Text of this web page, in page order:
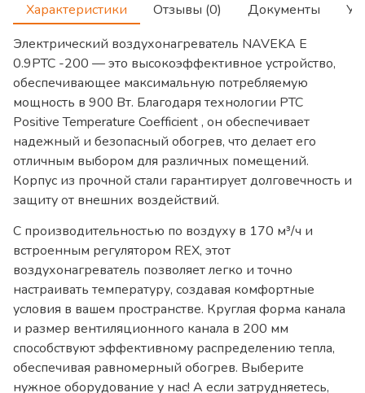
Характеристики Отзывы (0) Документы
Электрический воздухонагреватель NAVEKA E
0.9PTC -200 — это высокоэффективное устройство,
обеспечивающее максимальную потребляемую
мощность в 900 Вт. Благодаря технологии PTC
Positive Temperature Coefficient , он обеспечивает
надежный и безопасный обогрев, что делает его
отличным выбором для различных помещений.
Корпус из прочной стали гарантирует долговечность и
защиту от внешних воздействий.
С производительностью по воздуху в 170 м³/ч и
встроенным регулятором REX, этот
воздухонагреватель позволяет легко и точно
настраивать температуру, создавая комфортные
условия в вашем пространстве. Круглая форма канала
и размер вентиляционного канала в 200 мм
способствуют эффективному распределению тепла,
обеспечивая равномерный обогрев. Выберите
нужное оборудование у нас! А если затрудняетесь,